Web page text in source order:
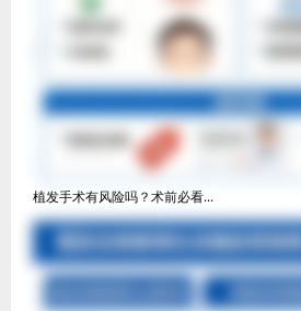
植发手术有风险吗？术前必看...